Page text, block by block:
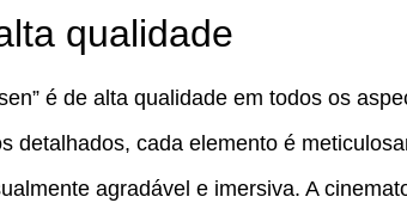
qualidade
é de alta qualidade em todos os
detalhados, cada elemento é
agradável e imersiva. A